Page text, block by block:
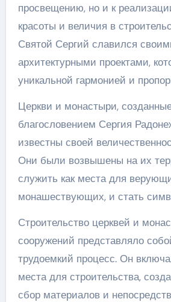
просвещению, но и к
красоты и величия в
Святой Сергий славился
архитектурными проектами,
уникальной гармонией и
Церкви и монастыри,
благословением Сергия
известны своей
Они были возвышены на их
служить как места для
монашествующих, и стать
Строительство церквей и
сооружений представляло
трудоемкий процесс. Он
места для строительства,
сбор материалов и